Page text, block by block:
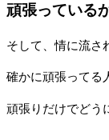
頑張っている
そして、情に流さ
確かに頑張ってる
頑張りだけでどう